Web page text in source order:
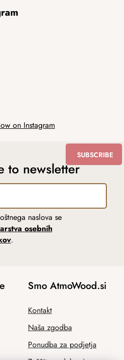
on Instagram
to newsletter
naslova se
osebnih
.
SUBSCRIBE
Smo AtmoWood.si
Kontakt
Naša zgodba
Ponudba za podjetja